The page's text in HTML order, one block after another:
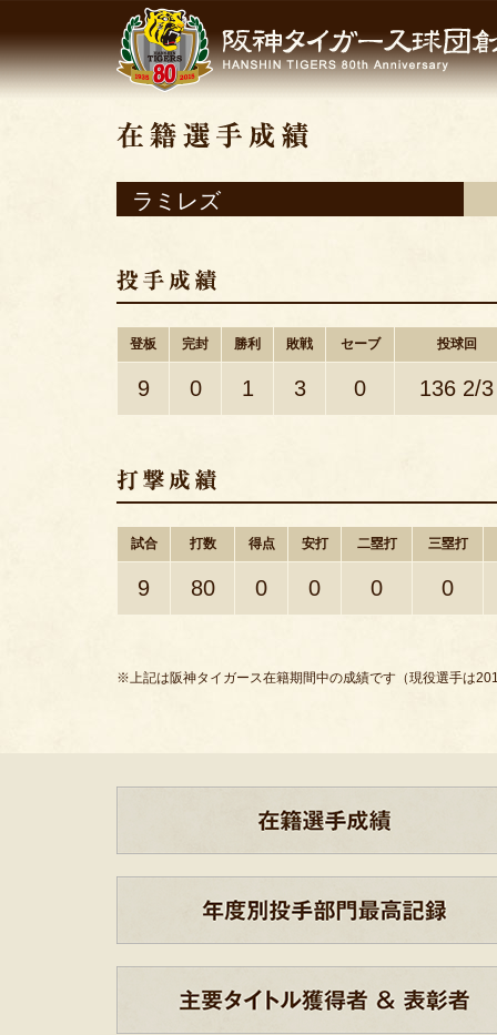
ラミレズ
登板 完封 勝利 敗戦 セーブ 投球回
9 0 1 3 0 136 2/3
試合 打数 得点 安打 二塁打 三塁打
9 80 0 0 0 0
※上記は阪神タイガース在籍期間中の成績です（現役選手は